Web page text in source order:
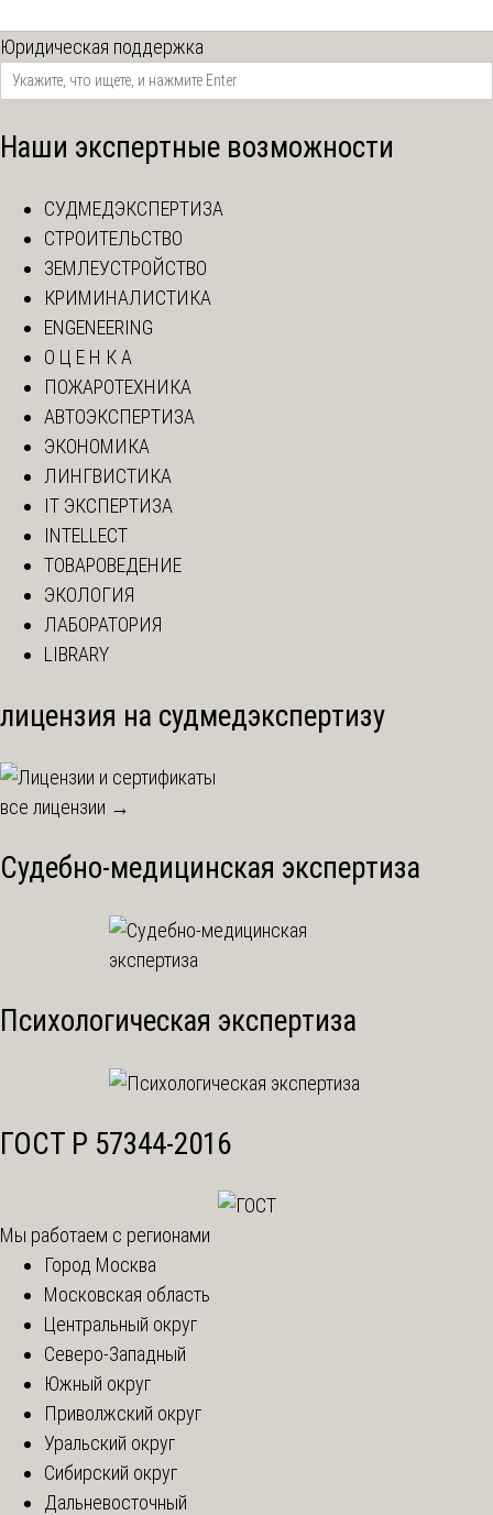
Юридическая поддержка
Наши экспертные возможности
СУДМЕДЭКСПЕРТИЗА
СТРОИТЕЛЬСТВО
ЗЕМЛЕУСТРОЙСТВО
КРИМИНАЛИСТИКА
ENGENEERING
О Ц Е Н К А
ПОЖАРОТЕХНИКА
АВТОЭКСПЕРТИЗА
ЭКОНОМИКА
ЛИНГВИСТИКА
IT ЭКСПЕРТИЗА
INTELLECT
ТОВАРОВЕДЕНИЕ
ЭКОЛОГИЯ
ЛАБОРАТОРИЯ
LIBRARY
лицензия на судмедэкспертизу
все лицензии →
Судебно-медицинская экспертиза
Психологическая экспертиза
ГОСТ Р 57344-2016
Мы работаем с регионами
Город Москва
Московская область
Центральный округ
Северо-Западный
Южный округ
Приволжский округ
Уральский округ
Сибирский округ
Дальневосточный